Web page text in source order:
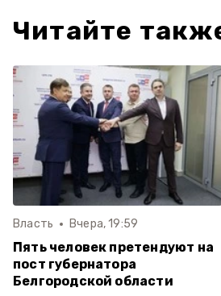
Читайте
Власть Вчера, 19:59
Пять человек претендуют на
пост губернатора
Белгородской области